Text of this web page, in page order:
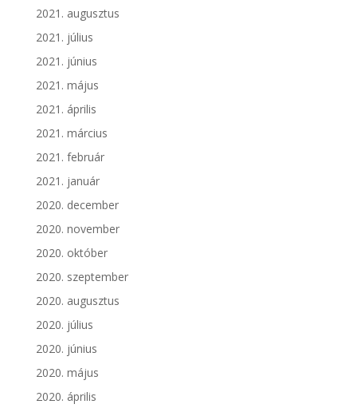
2021. augusztus
2021. július
2021. június
2021. május
2021. április
2021. március
2021. február
2021. január
2020. december
2020. november
2020. október
2020. szeptember
2020. augusztus
2020. július
2020. június
2020. május
2020. április